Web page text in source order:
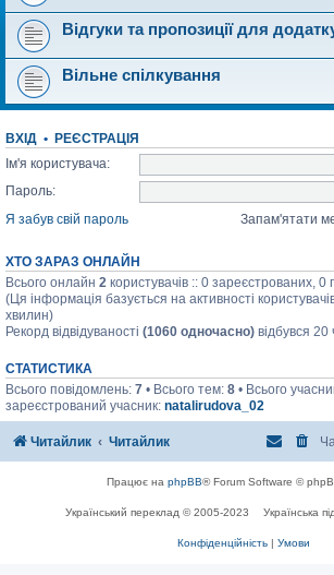
Відгуки та пропозиції для
Вільне спілкування
ВХІД • РЕЄСТРАЦІЯ
Ім'я користувача:
Пароль:
Я забув свій пароль
Запам'ятати
ХТО ЗАРАЗ ОНЛАЙН
Всього онлайн 2 користувачів :: 0 зареєстрованих, 0
(Ця інформація базується на активності
хвилин)
Рекорд відвідуваності (1060 одночасно) відбувся
СТАТИСТИКА
Всього повідомлень: 7 • Всього тем: 8 • Всього
зареєстрований учасник: natalirudova_02
Читайлик Читайлик
Працює на phpBB® Forum Software ©
Український переклад © 2005-2023 Українська
Конфіденційність | Умови